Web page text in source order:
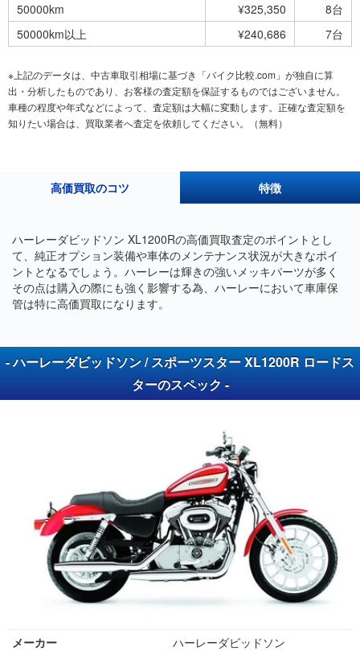
50000km ¥325,350
8台
50000km以上
¥240,686 7台
※上記のデータは、中古車取引相場に基づき「バイク比較.com」が独自に算
出・分析したものであり、お客様の査定額を保証するものではございません。
車種の程度や年式などによって、査定額は大幅に変動します。正確な査定額を
知りたい場合は、買取業者へ査定を依頼してください。（無料）
高価買取のコツ 特徴
ハーレーダビッドソン XL1200Rの高価買取査定のポイントとし
て、純正オプション装備や車体のメンテナンス状況が大きなポイ
ントとなるでしょう。ハーレーは輝きの強いメッキパーツが多く
その点は購入の際にも強く影響する為、ハーレーにおいて車庫保
管は特に高価買取になります。
- ハーレーダビッドソン / スポーツスター XL1200R ロードス
ターのスペック -
メーカー
ハーレーダビッドソン